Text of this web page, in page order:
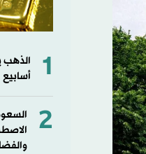
1
أسابيع
2